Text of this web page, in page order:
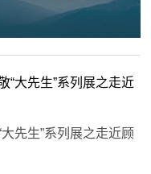
大先生”系列展之走近
先生”系列展之走近顾